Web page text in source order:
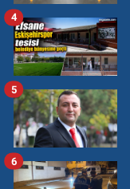
4
5
6